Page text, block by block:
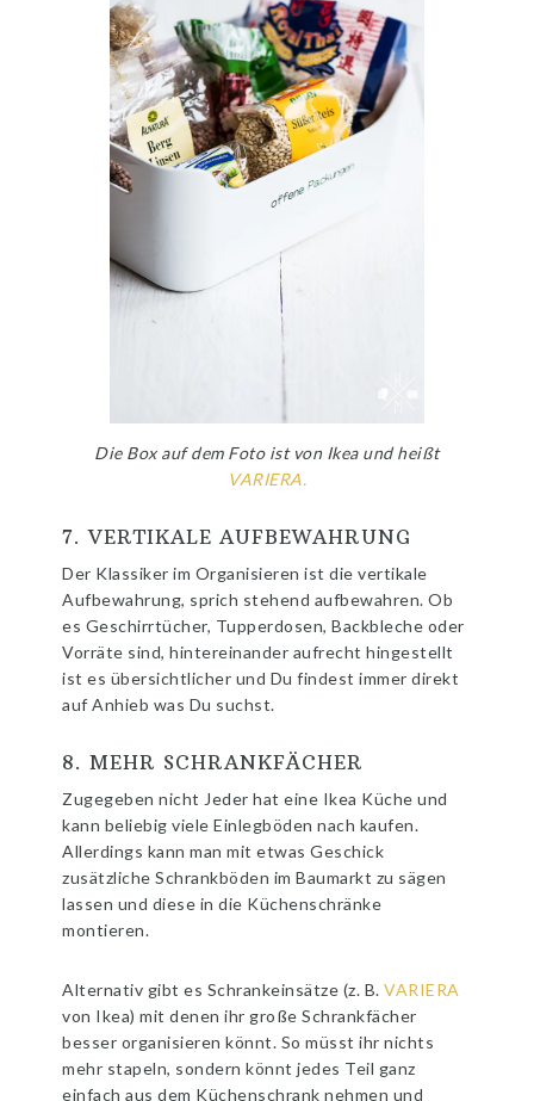
Die Box auf dem Foto ist von Ikea und heißt
VARIERA.
7. VERTIKALE AUFBEWAHRUNG
Der Klassiker im Organisieren ist die vertikale
Aufbewahrung, sprich stehend aufbewahren. Ob
es Geschirrtücher, Tupperdosen, Backbleche oder
Vorräte sind, hintereinander aufrecht hingestellt
ist es übersichtlicher und Du findest immer direkt
auf Anhieb was Du suchst.
8. MEHR SCHRANKFÄCHER
Zugegeben nicht Jeder hat eine Ikea Küche und
kann beliebig viele Einlegböden nach kaufen.
Allerdings kann man mit etwas Geschick
zusätzliche Schrankböden im Baumarkt zu sägen
lassen und diese in die Küchenschränke
montieren.
Alternativ gibt es Schrankeinsätze (z. B.VARIERA
von Ikea) mit denen ihr große Schrankfächer
besser organisieren könnt. So müsst ihr nichts
mehr stapeln, sondern könnt jedes Teil ganz
einfach aus dem Küchenschrank nehmen und